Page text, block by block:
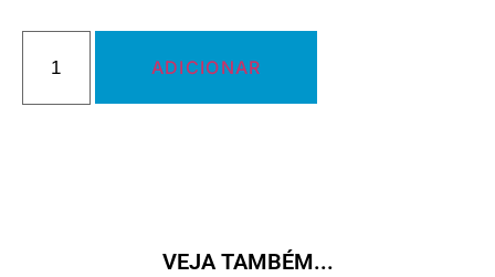
ADICIONAR
VEJA TAMBÉM...